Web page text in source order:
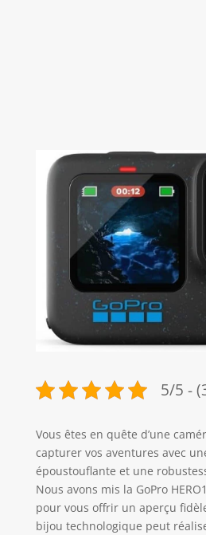
5/5 -
Vous êtes en quête d’une
capturer vos aventures avec
époustouflante et une
Nous avons mis la GoPro
pour vous offrir un aperçu
bijou technologique peut